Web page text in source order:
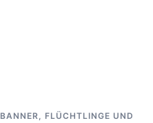
BANNER
FLÜCHTLINGE UND